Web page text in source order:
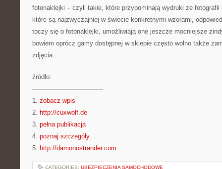
fotonaklejki – czyli takie, które przypominają wydruki ze
które są najzwyczajniej w świecie konkretnymi wzorami,
toczy się o fotonaklejki, umożliwiają one jeszcze mocniejsze
bowiem oprócz gamy dostępnej w sklepie często wolno także
zdjęcia.
źródło:
———————————
1. zobacz wpis
2. http://cuxwolf.de
3. pełna publikacja
4. poznaj szczegóły
5. http://damonostrander.com
CATEGORIES: UBEZPIECZENIA SAMOCHODOWE